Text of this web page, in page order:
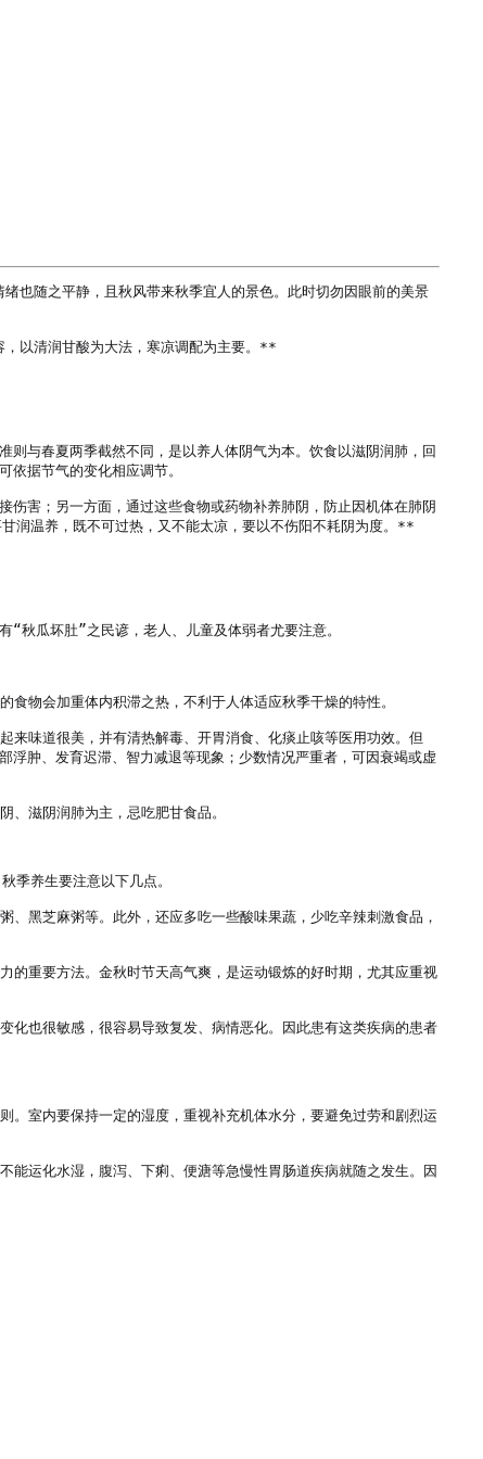
也随之平静，且秋风带来秋季宜人的景色。此时切勿因眼前的美景
以清润甘酸为大法，寒凉调配为主要。**
与春夏两季截然不同，是以养人体阴气为本。饮食以滋阴润肺，回
据节气的变化相应调节。
害；另一方面，通过这些食物或药物补养肺阴，防止因机体在肺阴
润温养，既不可过热，又不能太凉，要以不伤阳不耗阴为度。**
秋瓜坏肚”之民谚，老人、儿童及体弱者尤要注意。
物会加重体内积滞之热，不利于人体适应秋季干燥的特性。
味道很美，并有清热解毒、开胃消食、化痰止咳等医用功效。但
浮肿、发育迟滞、智力减退等现象；少数情况严重者，可因衰竭或虚
滋阴润肺为主，忌吃肥甘食品。
季养生要注意以下几点。
黑芝麻粥等。此外，还应多吃一些酸味果蔬，少吃辛辣刺激食品，
重要方法。金秋时节天高气爽，是运动锻炼的好时期，尤其应重视
也很敏感，很容易导致复发、病情恶化。因此患有这类疾病的患者
室内要保持一定的湿度，重视补充机体水分，要避免过劳和剧烈运
运化水湿，腹泻、下痢、便溏等急慢性胃肠道疾病就随之发生。因